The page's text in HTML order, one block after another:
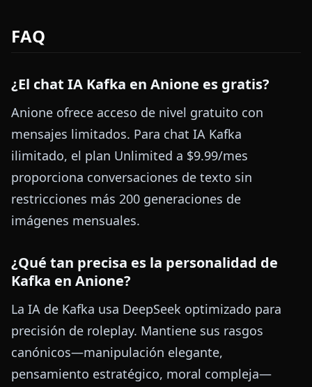
FAQ
¿El chat IA Kafka en Anione es gratis?
Anione ofrece acceso de nivel gratuito con
mensajes limitados. Para chat IA Kafka
ilimitado, el plan Unlimited a $9.99/mes
proporciona conversaciones de texto sin
restricciones más 200 generaciones de
imágenes mensuales.
¿Qué tan precisa es la personalidad de
Kafka en Anione?
La IA de Kafka usa DeepSeek optimizado para
precisión de roleplay. Mantiene sus rasgos
canónicos—manipulación elegante,
pensamiento estratégico, moral compleja—